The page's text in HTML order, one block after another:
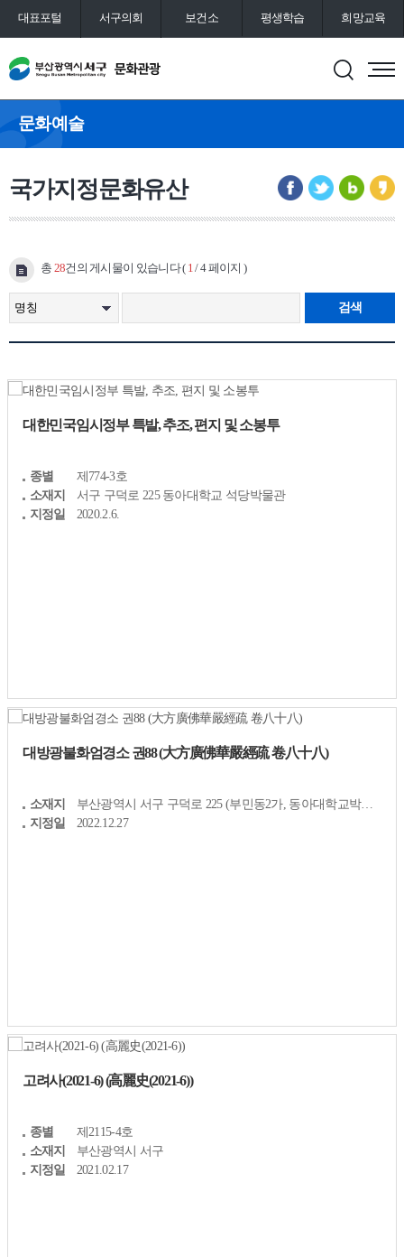
대표포털 서구의회 보건소 평생학습 희망교육
통합예약
문화예술
국가지정문화유산
총 28건의 게시물이 있습니다 ( 1/ 4 페이지 )
검색
대한민국임시정부 특발, 추조, 편지 및 소봉투
종별
제774-3호
소재지
서구 구덕로 225 동아대학교 석당박물관
지정일
2020.2.6.
대방광불화엄경소 권88 (大方廣佛華嚴經疏 卷八十八)
종별
소재지
부산광역시 서구 구덕로 225 (부민동2가, 동아대학교박물관)
지정일
2022.12.27
고려사(2021-6) (高麗史(2021-6))
종별
제2115-4호
소재지
부산광역시 서구
지정일
2021.02.17